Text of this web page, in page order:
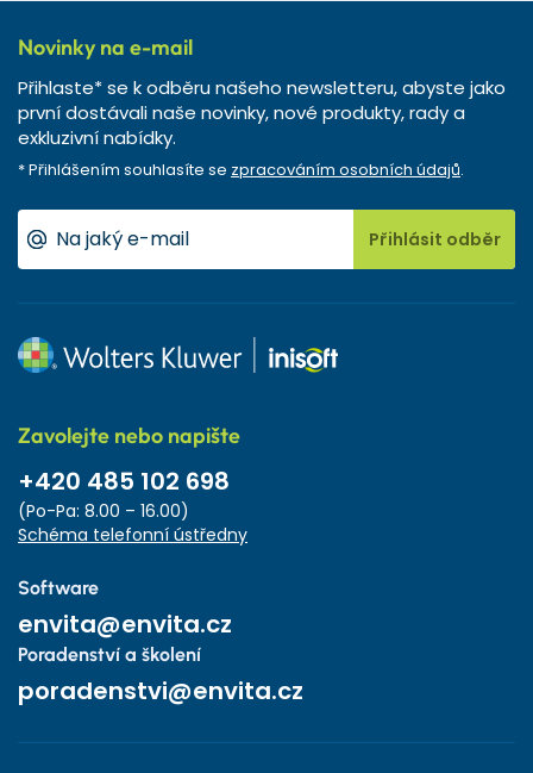
Novinky na e-mail
Přihlaste* se k odběru našeho newsletteru, abyste jako
první dostávali naše novinky, nové produkty, rady a
exkluzivní nabídky.
* Přihlášením souhlasíte se zpracováním osobních údajů.
Přihlásit odběr
Zavolejte nebo napište
+420 485 102 698
(Po-Pa: 8.00 – 16.00)
Schéma telefonní ústředny
Software
envita@envita.cz
Poradenství a školení
poradenstvi@envita.cz